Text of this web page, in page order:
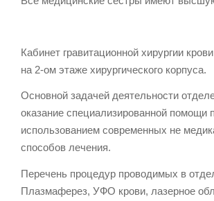
Кабинет гравитационной хирургии
на 2-ом этаже хирургического корпуса.
Основной задачей деятельности
оказание специализированной помощи
использованием современных не
способов лечения.
Перечень процедур проводимых в
Плазмаферез, УФО крови, лазерное